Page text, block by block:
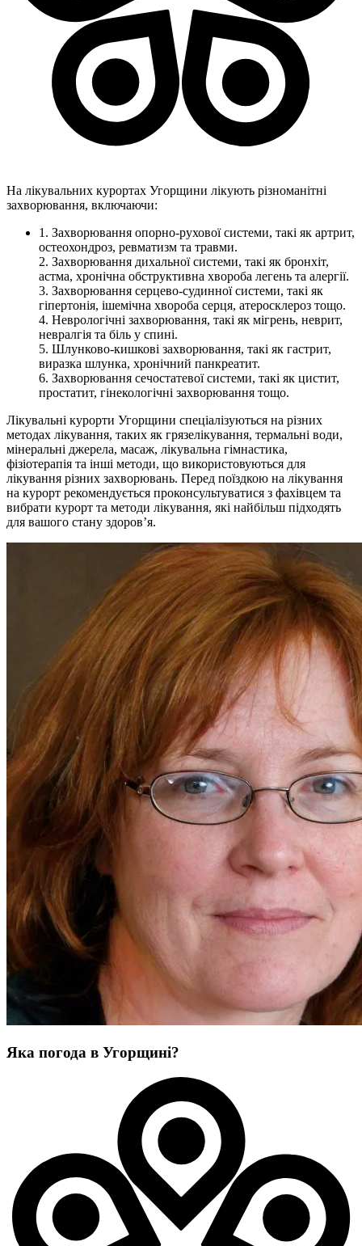
На лікувальних курортах Угорщини лікують різноманітні
захворювання, включаючи:
1. Захворювання опорно-рухової системи, такі як артрит,
остеохондроз, ревматизм та травми.
2. Захворювання дихальної системи, такі як бронхіт,
астма, хронічна обструктивна хвороба легень та алергії.
3. Захворювання серцево-судинної системи, такі як
гіпертонія, ішемічна хвороба серця, атеросклероз тощо.
4. Неврологічні захворювання, такі як мігрень, неврит,
невралгія та біль у спині.
5. Шлунково-кишкові захворювання, такі як гастрит,
виразка шлунка, хронічний панкреатит.
6. Захворювання сечостатевої системи, такі як цистит,
простатит, гінекологічні захворювання тощо.
Лікувальні курорти Угорщини спеціалізуються на різних
методах лікування, таких як грязелікування, термальні води,
мінеральні джерела, масаж, лікувальна гімнастика,
фізіотерапія та інші методи, що використовуються для
лікування різних захворювань. Перед поїздкою на лікування
на курорт рекомендується проконсультуватися з фахівцем та
вибрати курорт та методи лікування, які найбільш підходять
для вашого стану здоров’я.
Яка погода в Угорщині?